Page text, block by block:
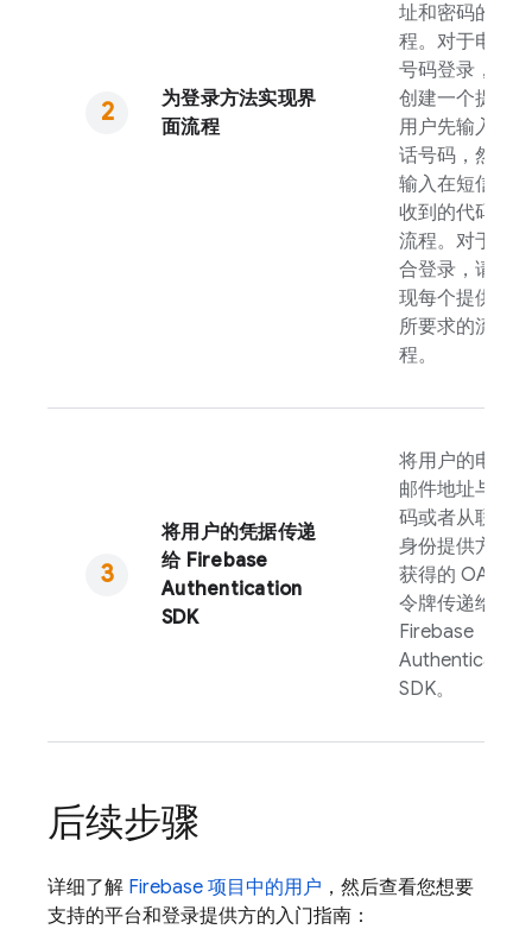
为登录方法实现界
面流程
址和密码的流
程。对于电话
号码登录，请
创建一个提示
用户先输入电
话号码，然后
输入在短信中
收到的代码的
流程。对于联
合登录，请实
现每个提供方
所要求的流
程。
将用户的凭据传递
给 Firebase
Authentication
SDK
将用户的电子
邮件地址与密
码或者从联合
身份提供方处
获得的 OAuth
令牌传递给
Firebase
Authentication
SDK。
后续步骤
详细了解 Firebase 项目中的用户 ，然后查看您想要
支持的平台和登录提供方的入门指南：